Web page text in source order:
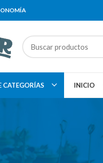
CATEGORÍAS INICIO